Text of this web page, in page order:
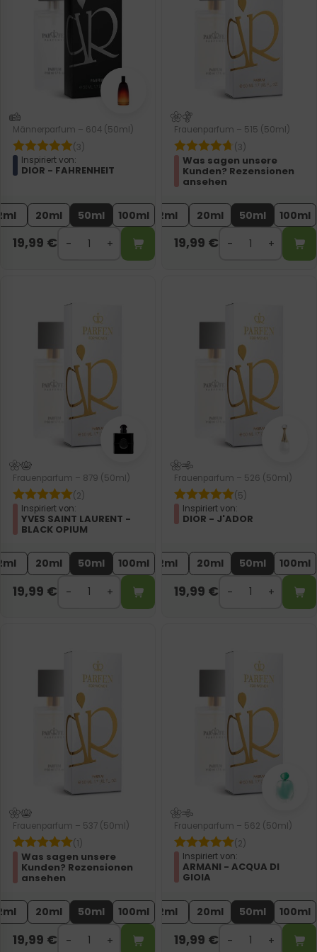
Männerparfum – 604 (50ml)
(3)
Inspiriert von:
DIOR - FAHRENHEIT
20ml 50ml 100ml
19,99 €
Frauenparfum – 515 (50ml)
(3)
Was sagen unsere
Kunden? Rezensionen
ansehen
2ml 20ml 50ml 100ml
19,99 €
Frauenparfum – 879 (50ml)
(2)
Inspiriert von:
YVES SAINT LAURENT -
BLACK OPIUM
20ml 50ml 100ml
19,99 €
Frauenparfum – 526 (50ml)
(5)
Inspiriert von:
DIOR - J'ADOR
2ml 20ml 50ml 100ml
19,99 €
Frauenparfum – 537 (50ml)
(1)
Was sagen unsere
Kunden? Rezensionen
ansehen
20ml 50ml 100ml
19,99 €
Frauenparfum – 562 (50ml)
(2)
Inspiriert von:
ARMANI - ACQUA DI
GIOIA
2ml 20ml 50ml 100ml
19,99 €